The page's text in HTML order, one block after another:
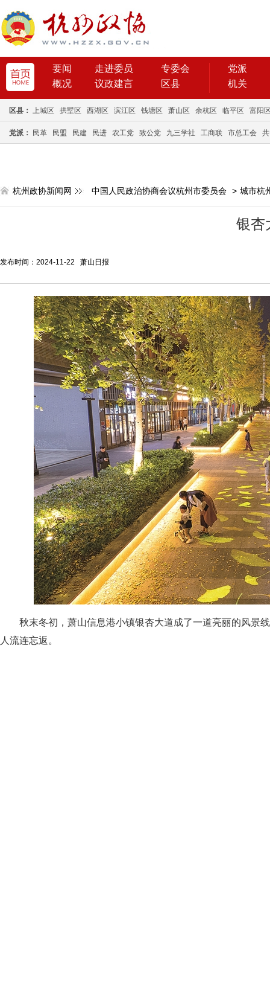
要闻 走进委员
专委会
概况
议政建言 区县
党派
机关
区县： 上城区 拱墅区 西湖区 滨江区 钱塘区 萧山区 余杭区 临平区 富阳
党派： 民革 民盟 民建 民进 农工党 致公党 九三学社 工商联 市总工会
杭州政协新闻网 中国人民政治协商会议杭州市委员会 > 城市杭
银杏
发布时间：2024-11-22 萧山日报
秋末冬初，萧山信息港小镇银杏大道成了一道亮丽的风景
人流连忘返。